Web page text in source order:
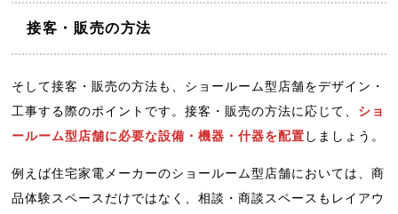
接客・販売の方法
そして接客・販売の方法も、ショールーム型店舗をデザイン・
工事する際のポイントです。接客・販売の方法に応じて、 ショ
ールーム型店舗に必要な設備・機器・什器を配置 しましょう。
例えば住宅家電メーカーのショールーム型店舗においては、商
品体験スペースだけではなく、相談・商談スペースもレイアウ